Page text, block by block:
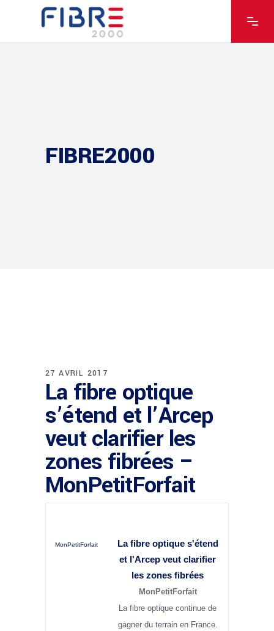
FIBRE2000
27 AVRIL 2017
La fibre optique
s’étend et l’Arcep
veut clarifier les
zones fibrées –
MonPetitForfait
MonPetitForfait
La fibre optique s'étend
et l'Arcep veut clarifier
les zones fibrées
MonPetitForfait
La fibre optique continue de
gagner du terrain en France.